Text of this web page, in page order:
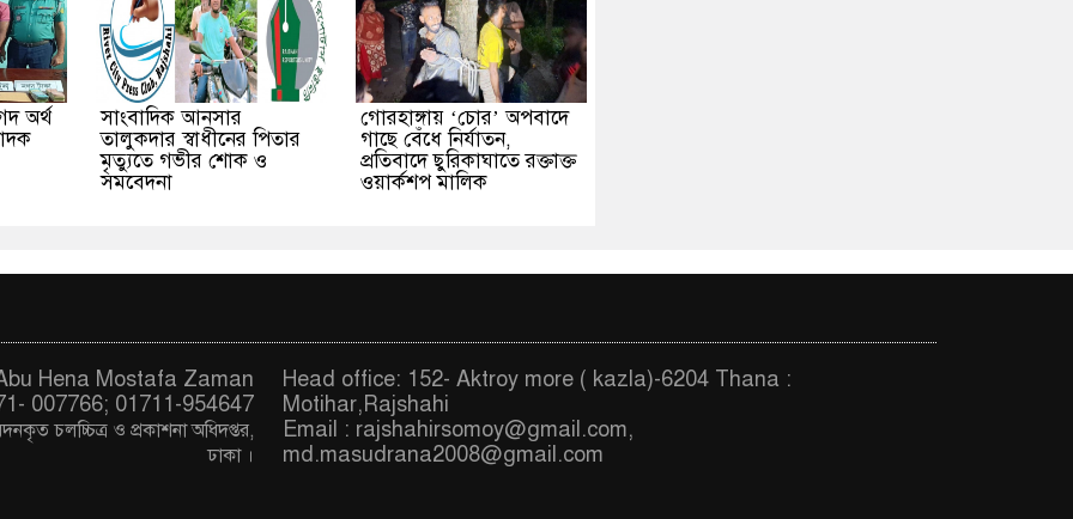
অর্থ
সাংবাদিক আনসার
তালুকদার স্বাধীনের পিতার
মৃত্যুতে গভীর শোক ও
সমবেদনা
গোরহাঙ্গায় ‘চোর’ অপবাদে
গাছে বেঁধে নির্যাতন,
প্রতিবাদে ছুরিকাঘাতে রক্তাক্ত
ওয়ার্কশপ মালিক
Hena Mostafa Zaman
007766; 01711-954647
চলচ্চিত্র ও প্রকাশনা অধিদপ্তর,
ঢাকা ।
Head office: 152- Aktroy more ( kazla)-6204 Thana :
Motihar,Rajshahi
Email : rajshahirsomoy@gmail.com,
md.masudrana2008@gmail.com